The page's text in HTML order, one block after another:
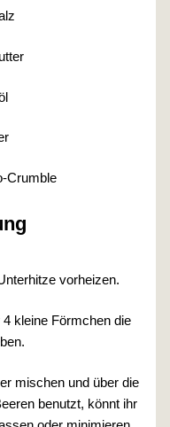
vorheizen.
kleine Förmchen die
mischen und über die
benutzt, könnt ihr